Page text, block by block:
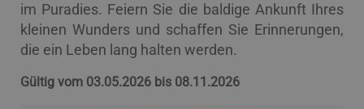
im Puradies. Feiern Sie die baldige Ankunft Ihres
kleinen Wunders und schaffen Sie Erinnerungen,
die ein Leben lang halten werden.
Gültig vom 03.05.2026 bis 08.11.2026